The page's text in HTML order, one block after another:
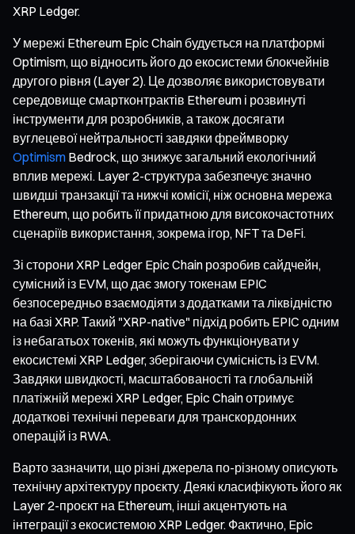
XRP Ledger.
У мережі Ethereum Epic Chain будується на платформі
Optimism, що відносить його до екосистеми блокчейнів
другого рівня (Layer 2). Це дозволяє використовувати
середовище смартконтрактів Ethereum і розвинуті
інструменти для розробників, а також досягати
вуглецевої нейтральності завдяки фреймворку
Optimism Bedrock, що знижує загальний екологічний
вплив мережі. Layer 2-структура забезпечує значно
швидші транзакції та нижчі комісії, ніж основна мережа
Ethereum, що робить її придатною для високочастотних
сценаріїв використання, зокрема ігор, NFT та DeFi.
Зі сторони XRP Ledger Epic Chain розробив сайдчейн,
сумісний із EVM, що дає змогу токенам EPIC
безпосередньо взаємодіяти з додатками та ліквідністю
на базі XRP. Такий "XRP-native" підхід робить EPIC одним
із небагатьох токенів, які можуть функціонувати у
екосистемі XRP Ledger, зберігаючи сумісність із EVM.
Завдяки швидкості, масштабованості та глобальній
платіжній мережі XRP Ledger, Epic Chain отримує
додаткові технічні переваги для транскордонних
операцій із RWA.
Варто зазначити, що різні джерела по-різному описують
технічну архітектуру проєкту. Деякі класифікують його як
Layer 2-проєкт на Ethereum, інші акцентують на
інтеграції з екосистемою XRP Ledger. Фактично, Epic